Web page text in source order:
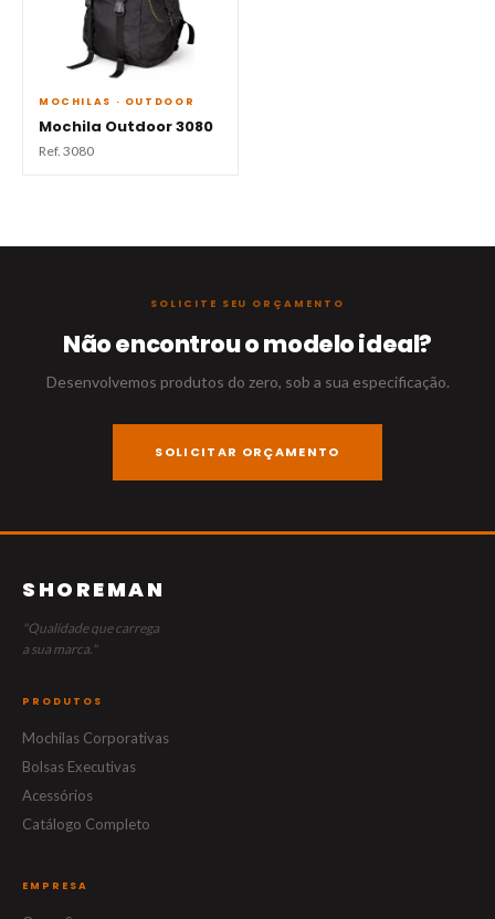
MOCHILAS · OUTDOOR
Mochila Outdoor 3080
Ref. 3080
SOLICITE SEU ORÇAMENTO
Não encontrou o modelo ideal?
Desenvolvemos produtos do zero, sob a sua especificação.
SOLICITAR ORÇAMENTO
SHOREMAN
"Qualidade que carrega
a sua marca."
PRODUTOS
Mochilas Corporativas
Bolsas Executivas
Acessórios
Catálogo Completo
EMPRESA